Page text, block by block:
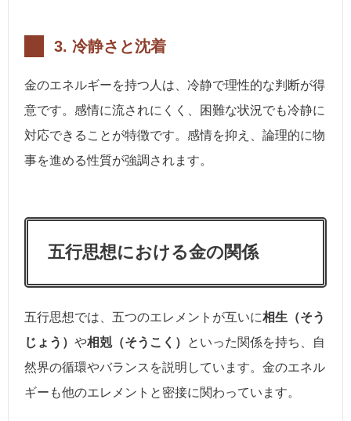
3. 冷静さと沈着
金のエネルギーを持つ人は、冷静で理性的な判断が得
意です。感情に流されにくく、困難な状況でも冷静に
対応できることが特徴です。感情を抑え、論理的に物
事を進める性質が強調されます。
五行思想における金の関係
五行思想では、五つのエレメントが互いに相生（そう
じょう） や相剋（そうこく）
といった関係を持ち、自
然界の循環やバランスを説明しています。金のエネル
ギーも他のエレメントと密接に関わっています。